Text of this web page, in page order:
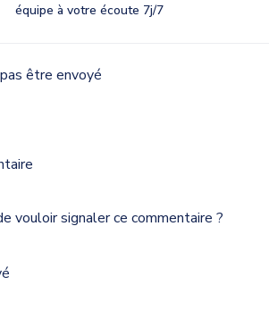
équipe à votre écoute 7j/7
être envoyé
vouloir signaler ce commentaire ?